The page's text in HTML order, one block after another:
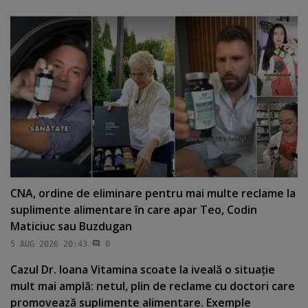
CNA, ordine de eliminare pentru mai multe reclame la
suplimente alimentare în care apar Teo, Codin
Maticiuc sau Buzdugan
5 AUG 2026 20:43 0
Cazul Dr. Ioana Vitamina scoate la iveală o situaţie
mult mai amplă: netul, plin de reclame cu doctori care
promovează suplimente alimentare. Exemple